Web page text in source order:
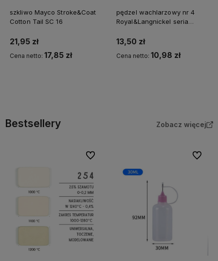
szkliwo Mayco Stroke&Coat
Cotton Tail SC 16
21,95 zł
Cena netto: 17,85 zł
pędzel wachlarzowy nr 4
Royal&Langnickel seria
13,50 zł
Cena netto: 10,98 zł
Bestsellery Zobacz więcej
Do ulubionych Do